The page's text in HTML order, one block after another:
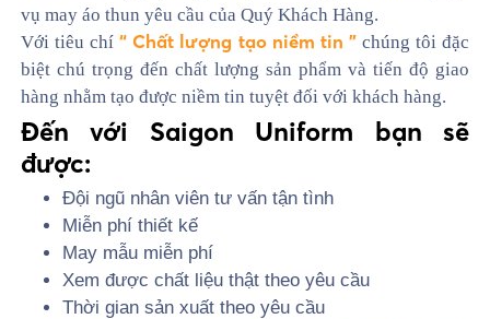
vụ may áo thun yêu cầu của Quý Khách Hàng.
Với tiêu chí “ Chất lượng tạo niềm tin ”chúng tôi đặc
biệt chú trọng đến chất lượng sản phẩm và tiến độ giao
hàng nhằm tạo được niềm tin tuyệt đối với khách hàng.
Đến với Saigon Uniform bạn sẽ
được:
Đội ngũ nhân viên tư vấn tận tình
Miễn phí thiết kế
May mẫu miễn phí
Xem được chất liệu thật theo yêu cầu
Thời gian sản xuất theo yêu cầu